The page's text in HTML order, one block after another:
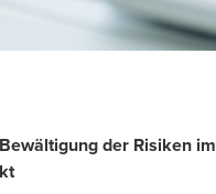
der Risiken im